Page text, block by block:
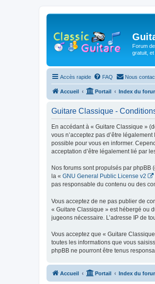
Forum
gratuit, et
Accès rapide FAQ Nous
Accueil Portail Index du
Guitare Classique -
En accédant à « Guitare Classique »
vous n’acceptez pas d’être
possible pour vous en informer.
acceptation d’être légalement lié par
Nos forums sont propulsés par
la « GNU General Public License v2
pas responsable du contenu ou des
Vous acceptez de ne pas publier de
« Guitare Classique » est hébergé ou
jugeons nécessaire. L’adresse IP de
Vous acceptez que « Guitare
toutes les informations que vous
phpBB ne pourront être tenus
Accueil Portail Index du